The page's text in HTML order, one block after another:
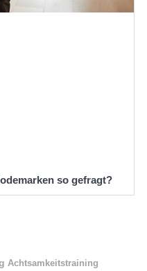
so gefragt?
Achtsamkeitstraining